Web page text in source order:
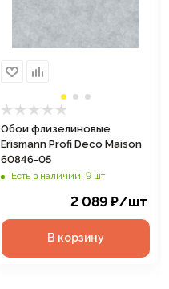
Обои флизелиновые
Erismann Profi Deco Maison
60846-05
Есть в наличии: 9 шт
2 089 ₽/шт
В корзину